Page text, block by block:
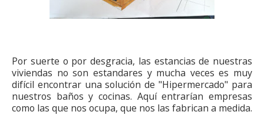
Por suerte o por desgracia, las estancias de nuestras
viviendas no son estandares y mucha veces es muy
difícil encontrar una solución de "Hipermercado" para
nuestros baños y cocinas. Aquí entrarían empresas
como las que nos ocupa, que nos las fabrican a medida.